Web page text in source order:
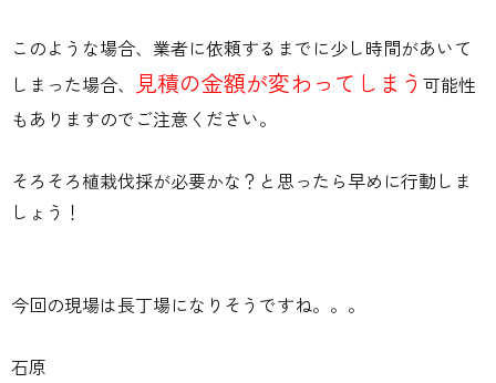
このような場合、業者に依頼するまでに少し時間があいて
しまった場合、 見積の金額が変わってしまう 可能性
もありますのでご注意ください。
そろそろ植栽伐採が必要かな？と思ったら早めに行動しま
しょう！
今回の現場は長丁場になりそうですね。。。
石原